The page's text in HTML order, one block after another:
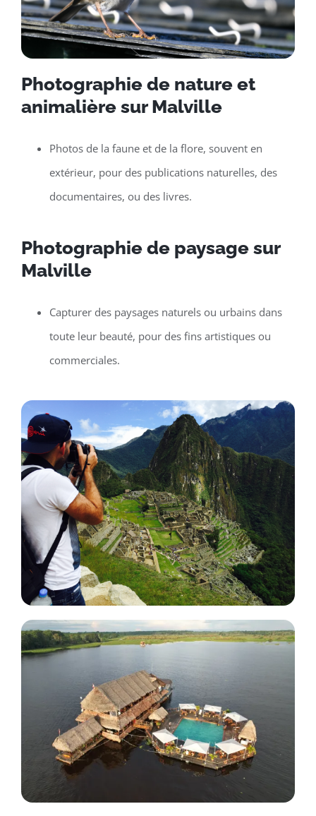
Photographie de nature et
animalière sur Malville
Photos de la faune et de la flore, souvent en
extérieur, pour des publications naturelles, des
documentaires, ou des livres.
Photographie de paysage sur
Malville
Capturer des paysages naturels ou urbains dans
toute leur beauté, pour des fins artistiques ou
commerciales.